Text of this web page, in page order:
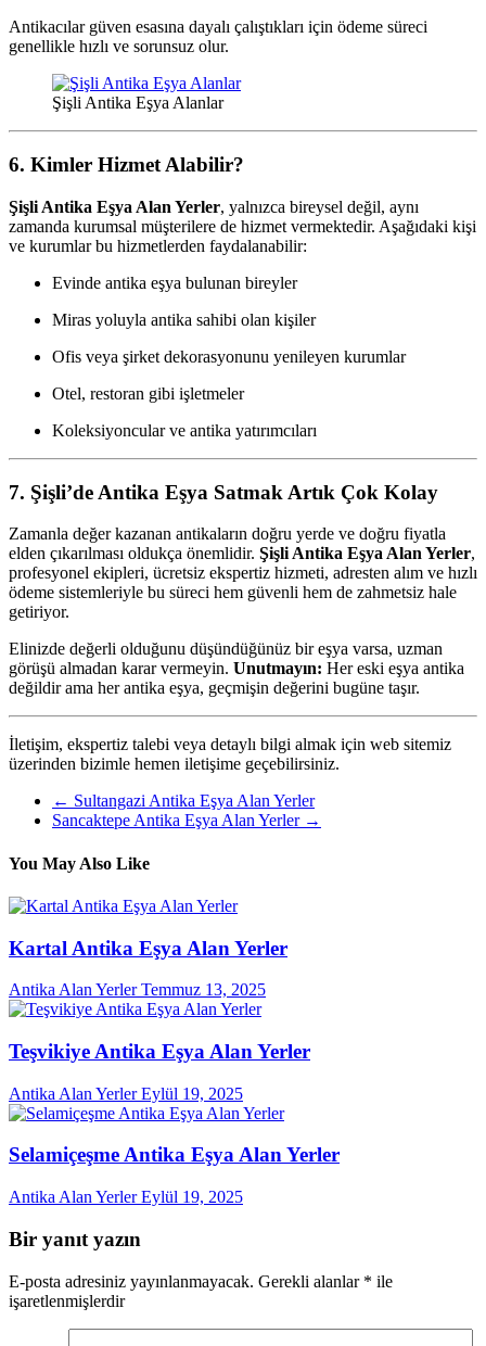
Antikacılar güven esasına dayalı çalıştıkları için ödeme süreci
genellikle hızlı ve sorunsuz olur.
Şişli Antika Eşya Alanlar
6. Kimler Hizmet Alabilir?
Şişli Antika Eşya Alan Yerler, yalnızca bireysel değil, aynı
zamanda kurumsal müşterilere de hizmet vermektedir. Aşağıdaki kişi
ve kurumlar bu hizmetlerden faydalanabilir:
Evinde antika eşya bulunan bireyler
Miras yoluyla antika sahibi olan kişiler
Ofis veya şirket dekorasyonunu yenileyen kurumlar
Otel, restoran gibi işletmeler
Koleksiyoncular ve antika yatırımcıları
7. Şişli’de Antika Eşya Satmak Artık Çok Kolay
Zamanla değer kazanan antikaların doğru yerde ve doğru fiyatla
elden çıkarılması oldukça önemlidir. Şişli Antika Eşya Alan Yerler,
profesyonel ekipleri, ücretsiz ekspertiz hizmeti, adresten alım ve hızlı
ödeme sistemleriyle bu süreci hem güvenli hem de zahmetsiz hale
getiriyor.
Elinizde değerli olduğunu düşündüğünüz bir eşya varsa, uzman
görüşü almadan karar vermeyin. Unutmayın: Her eski eşya antika
değildir ama her antika eşya, geçmişin değerini bugüne taşır.
İletişim, ekspertiz talebi veya detaylı bilgi almak için web sitemiz
üzerinden bizimle hemen iletişime geçebilirsiniz.
← Sultangazi Antika Eşya Alan Yerler
Sancaktepe Antika Eşya Alan Yerler →
You May Also Like
Kartal Antika Eşya Alan Yerler
Antika Alan Yerler Temmuz 13, 2025
Teşvikiye Antika Eşya Alan Yerler
Antika Alan Yerler Eylül 19, 2025
Selamiçeşme Antika Eşya Alan Yerler
Antika Alan Yerler Eylül 19, 2025
Bir yanıt yazın
E-posta adresiniz yayınlanmayacak. Gerekli alanlar * ile
işaretlenmişlerdir